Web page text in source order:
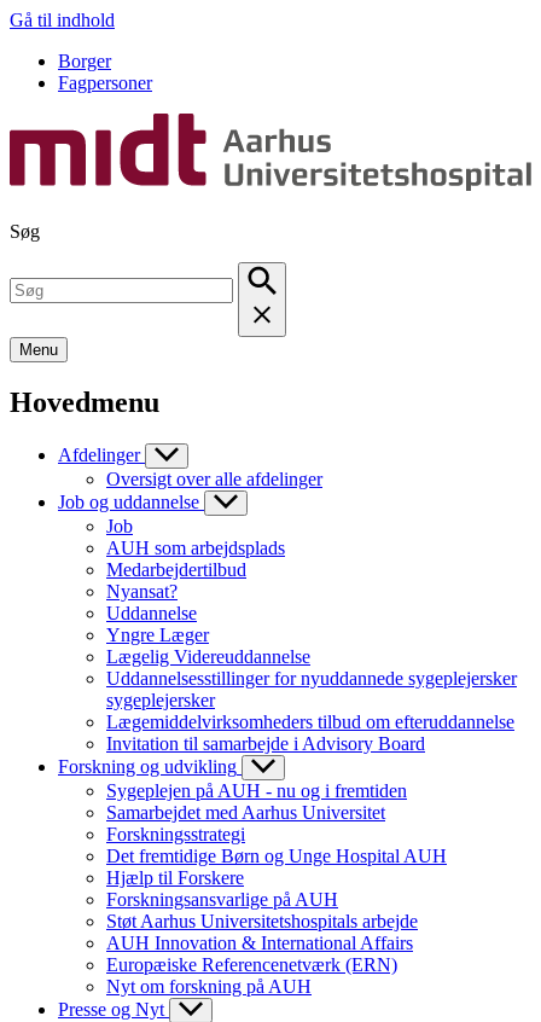
Gå til indhold
Borger
Fagpersoner
Søg
Menu
Hovedmenu
Afdelinger
Oversigt over alle afdelinger
Job og uddannelse
Job
AUH som arbejdsplads
Medarbejdertilbud
Nyansat?
Uddannelse
Yngre Læger
Lægelig Videreuddannelse
Uddannelsesstillinger for nyuddannede sygeplejersker
sygeplejersker
Lægemiddelvirksomheders tilbud om efteruddannelse
Invitation til samarbejde i Advisory Board
Forskning og udvikling
Sygeplejen på AUH - nu og i fremtiden
Samarbejdet med Aarhus Universitet
Forskningsstrategi
Det fremtidige Børn og Unge Hospital AUH
Hjælp til Forskere
Forskningsansvarlige på AUH
Støt Aarhus Universitetshospitals arbejde
AUH Innovation & International Affairs
Europæiske Referencenetværk (ERN)
Nyt om forskning på AUH
Presse og Nyt